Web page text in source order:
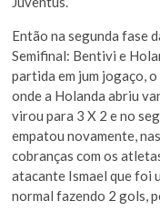
Então na segunda fase
Semifinal: Bentivi e
partida em jum jogaço,
onde a Holanda abriu
virou para 3 X 2 e no
empatou novamente,
cobranças com os
atacante Ismael que foi
normal fazendo 2 gols,